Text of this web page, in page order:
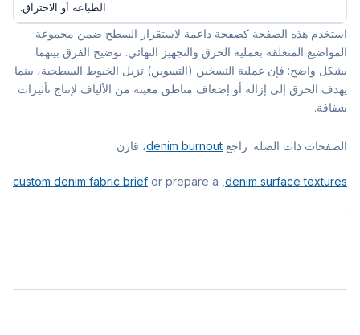
الطباعة أو الاحتراق.
استخدم هذه الصفحة كصفحة داعمة لاستقرار السطح ضمن مجموعة
المواضيع المتعلقة بعملية الحرق والتجهيز النهائي. توضيح الفرق بينهما
بشكل واضح: فإن عملية التسخين (التسوين) تزيل الخيوط السطحية، بينما
يهدف الحرق إلى إزالة أو إضعاف مناطق معينة من الألياف لإنتاج تأثيرات
شفافة.
الصفحات ذات الصلة: راجع denim burnout، قارن
denim surface textures
custom denim fabric brief
.